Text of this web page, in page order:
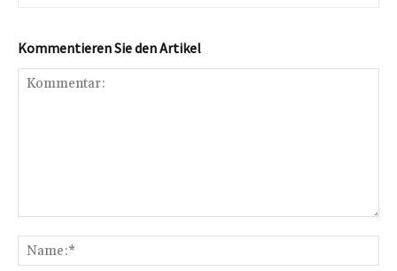
Kommentieren Sie den Artikel